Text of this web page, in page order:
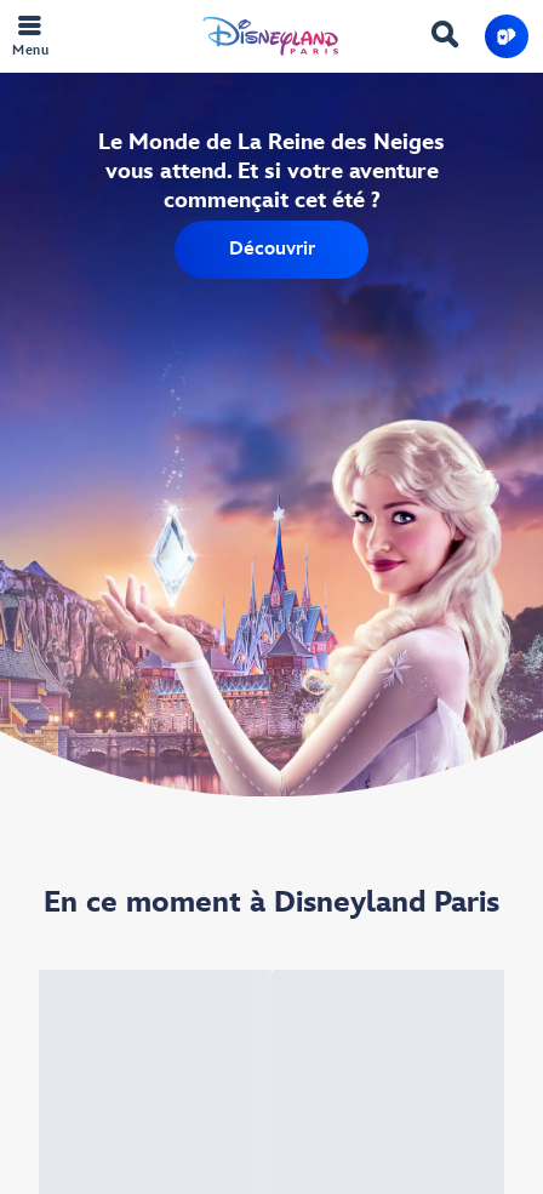
Menu
Le Monde de La Reine des Neiges
vous attend. Et si votre aventure
commençait cet été ?
Découvrir
En ce moment à Disneyland Paris